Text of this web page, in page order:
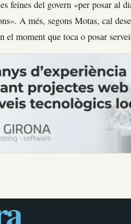
feines del govern «per posar al
A més, segons Motas, cal
el moment que toca o posar